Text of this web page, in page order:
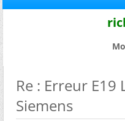
Re : Erreur E19
Siemens